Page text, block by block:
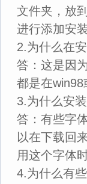
文件夹，放
进行添加安装
2.为什么在
答：这是因
都是在
3.为什么安
答：有些字
以在下载回
用这个字体
4.为什么有